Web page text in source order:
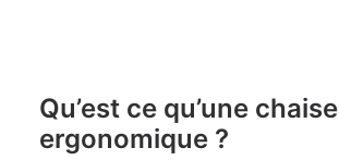
MOBILIER COLLECTIVITÉ
ÉTABLISSEMENTS TOURISTIQUES
Qu’est ce qu’une chaise
ergonomique ?